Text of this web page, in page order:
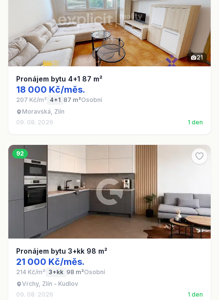
21
Pronájem bytu 4+1 87 m²
18 000 Kč/měs.
207 Kč/m² 4+1 87 m²Osobní
Moravská, Zlín
09. 08. 2026
1 den
92
Pronájem bytu 3+kk 98 m²
21 000 Kč/měs.
214 Kč/m² 3+kk 98 m²Osobní
Vrchy, Zlín - Kudlov
09. 08. 2026
1 den